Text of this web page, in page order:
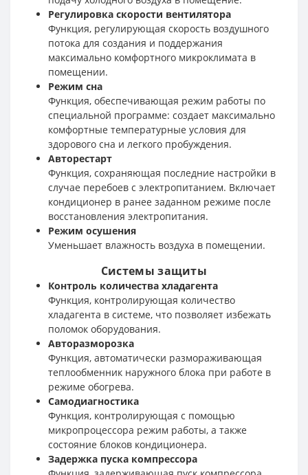
Регулировка скорости вентилятора
Функция, регулирующая скорость воздушного
потока для создания и поддержания
максимально комфортного микроклимата в
помещении.
Режим сна
Функция, обеспечивающая режим работы по
специальной программе: создает максимально
комфортные температурные условия для
здорового сна и легкого пробуждения.
Авторестарт
Функция, сохраняющая последние настройки в
случае перебоев с электропитанием. Включает
кондиционер в ранее заданном режиме после
восстановления электропитания.
Режим осушения
Уменьшает влажность воздуха в помещении.
Системы защиты
Контроль количества хладагента
Функция, контролирующая количество
хладагента в системе, что позволяет избежать
поломок оборудования.
Авторазморозка
Функция, автоматически размораживающая
теплообменник наружного блока при работе в
режиме обогрева.
Самодиагностика
Функция, контролирующая с помощью
микропроцессора режим работы, а также
состояние блоков кондиционера.
Задержка пуска компрессора